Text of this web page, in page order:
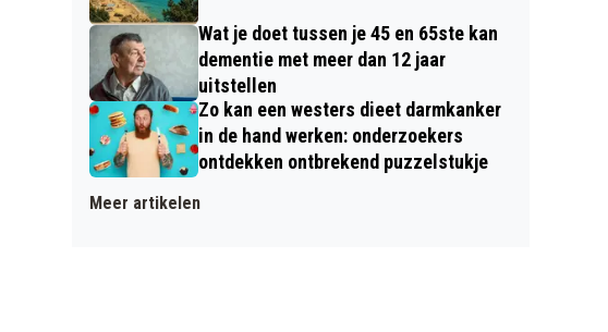
Wat je doet tussen je 45 en 65ste kan
dementie met meer dan 12 jaar
uitstellen
Zo kan een westers dieet darmkanker
in de hand werken: onderzoekers
ontdekken ontbrekend puzzelstukje
Meer artikelen